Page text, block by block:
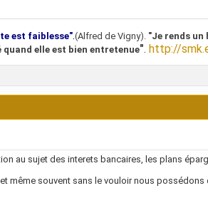
est faiblesse".(Alfred de Vigny). "Je rends
elle est bien entretenue". http://
au sujet des interets bancaires, les plans
même souvent sans le vouloir nous